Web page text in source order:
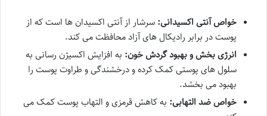
خواص آنتی اکسیدانی: سرشار از آنتی اکسیدان ها است که از
پوست در برابر رادیکال های آزاد محافظت می کند.
انرژی بخش و بهبود گردش خون: به افزایش اکسیژن رسانی به
سلول های پوستی کمک کرده و درخشندگی و طراوت پوست را
بهبود می بخشد.
خواص ضد التهابی: به کاهش قرمزی و التهاب پوست کمک می